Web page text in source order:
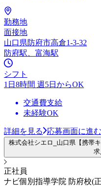
勤務地
面接地
山口県防府市高倉1-3-32
防府駅、富海駅
シフト
1日8時間 週5日からOK
交通費支給
未経験OK
詳細を見る 応募画面に進む
株式会社シエロ_山口県【携帯
正社員
ナビ個別指導学院 防府校(